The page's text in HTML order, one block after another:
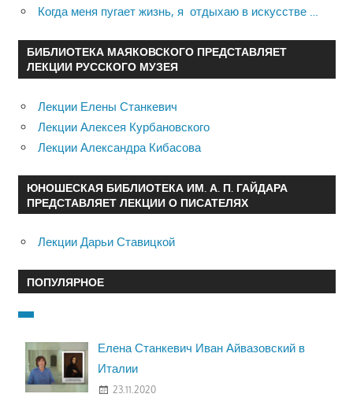
Когда меня пугает жизнь, я отдыхаю в искусстве …
БИБЛИОТЕКА МАЯКОВСКОГО ПРЕДСТАВЛЯЕТ
ЛЕКЦИИ РУССКОГО МУЗЕЯ
Лекции Елены Станкевич
Лекции Алексея Курбановского
Лекции Александра Кибасова
ЮНОШЕСКАЯ БИБЛИОТЕКА ИМ. А. П. ГАЙДАРА
ПРЕДСТАВЛЯЕТ ЛЕКЦИИ О ПИСАТЕЛЯХ
Лекции Дарьи Ставицкой
ПОПУЛЯРНОЕ
Елена Станкевич Иван Айвазовский в
Италии
23.11.2020